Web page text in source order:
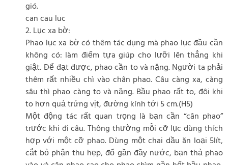
gió.
can cau luc
2. Lục xa bờ:
Phao lục xa bờ có thêm tác dụng mà phao lục đầu cần
không có: làm điểm tựa giúp cho lưỡi lên thẳng khi
giật. Để đạt được, phao cần to và nặng. Người ta phải
thêm rất nhiều chì vào chân phao. Câu càng xa, càng
sâu thì phao càng to và nặng. Bầu phao rất to, đôi khi
to hơn quả trứng vịt, đường kính tới 5 cm.(H5)
Một động tác rất quan trọng là bạn cần “cân phao”
trước khi đi câu. Thông thường mỗi cỡ lục dùng thích
hợp với một cỡ phao. Dùng một chai dầu ăn loại 5lít,
cắt bỏ phận thu hẹp, đổ gần đầy nước, bạn thả phao